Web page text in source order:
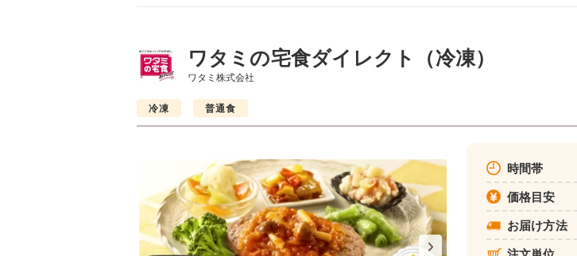
ワタミの宅食ダイレクト（冷凍）
ワタミ株式会社
冷凍 普通食
時間帯
価格目安
お届け方法